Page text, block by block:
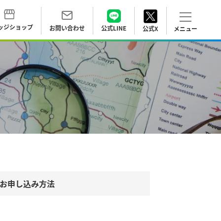
ジショップ お問い合わせ 公式LINE 公式X
お申し込み方法